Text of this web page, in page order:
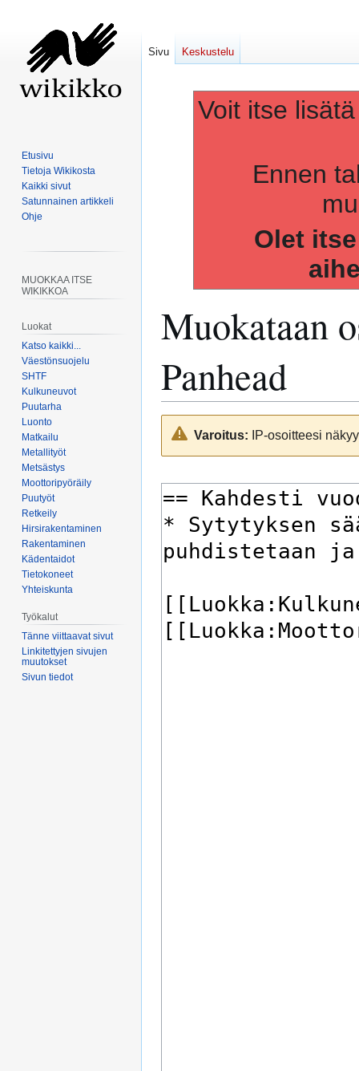
Voit itse
Ennen
Olet
Muokataan
Panhead
Siirry
navigaatioon
Siirry
hakuunVaroitus: IP-osoitteesi
Sivu Keskustelu
Etusivu
Tietoja Wikikosta
Kaikki sivut
Satunnainen artikkeli
Ohje
MUOKKAA ITSE
WIKIKKOA
Luokat
Katso kaikki...
Väestönsuojelu
SHTF
Kulkuneuvot
Puutarha
Luonto
Matkailu
Metallityöt
Metsästys
Moottoripyöräily
Puutyöt
Retkeily
Hirsirakentaminen
Rakentaminen
Kädentaidot
Tietokoneet
Yhteiskunta
Työkalut
Tänne viittaavat sivut
Linkitettyjen sivujen
muutokset
Sivun tiedot